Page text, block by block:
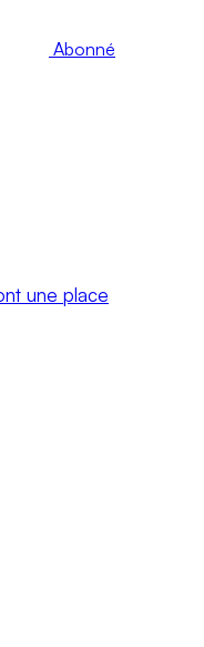
Abonné
une place